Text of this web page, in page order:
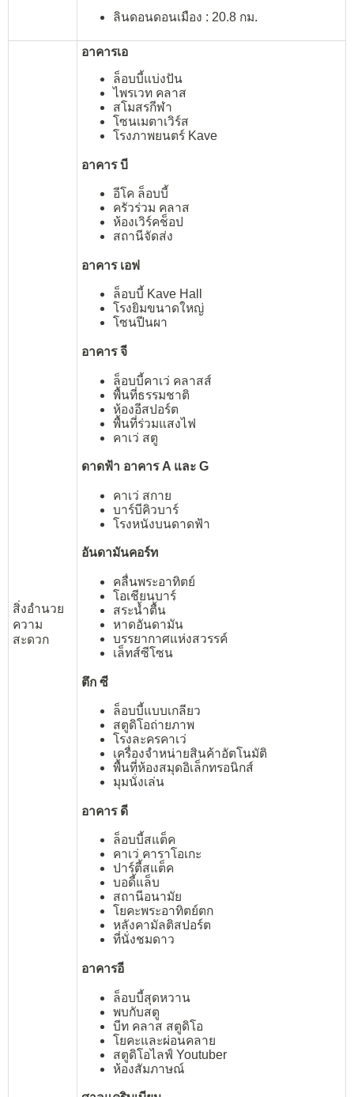
ลินดอนดอนเมือง : 20.8 กม.
สิ่งอำนวย
ความ
สะดวก
อาคารเอ
ล็อบบี้แบ่งปัน
ไพรเวท คลาส
สโมสรกีฬา
โซนเมตาเวิร์ส
โรงภาพยนตร์ Kave
อาคาร บี
อีโค ล็อบบี้
ครัวร่วม คลาส
ห้องเวิร์คช็อป
สถานีจัดส่ง
อาคาร เอฟ
ล็อบบี้ Kave Hall
โรงยิมขนาดใหญ่
โซนปีนผา
อาคาร จี
ล็อบบี้คาเว่ คลาสส์
พื้นที่ธรรมชาติ
ห้องอีสปอร์ต
พื้นที่ร่วมแสงไฟ
คาเว่ สตู
ดาดฟ้า อาคาร A และ G
คาเว่ สกาย
บาร์บีคิวบาร์
โรงหนังบนดาดฟ้า
อันดามันคอร์ท
คลื่นพระอาทิตย์
โอเชียนบาร์
สระน้ำตื้น
หาดอันดามัน
บรรยากาศแห่งสวรรค์
เล็ทส์ซีโซน
ตึก ซี
ล็อบบี้แบบเกลียว
สตูดิโอถ่ายภาพ
โรงละครคาเว่
เครื่องจำหน่ายสินค้าอัตโนมัติ
พื้นที่ห้องสมุดอิเล็กทรอนิกส์
มุมนั่งเล่น
อาคาร ดี
ล็อบบี้สแต็ค
คาเว่ คาราโอเกะ
ปาร์ตี้สแต็ค
บอดี้แล็บ
สถานีอนามัย
โยคะพระอาทิตย์ตก
หลังคามัลติสปอร์ต
ที่นั่งชมดาว
อาคารอี
ล็อบบี้สุดหวาน
พบกับสตู
บีท คลาส สตูดิโอ
โยคะและผ่อนคลาย
สตูดิโอไลฟ์ Youtuber
ห้องสัมภาษณ์